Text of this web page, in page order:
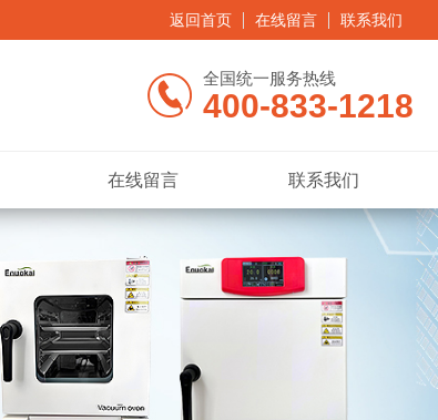
返回首页 在线留言 联系我们
全国统一服务热线
400-833-1218
在线留言 联系我们